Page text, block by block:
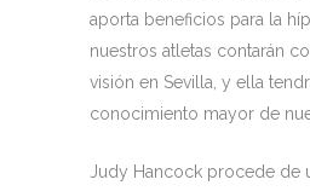
aporta beneficios para la
nuestros atletas contarán
visión en Sevilla, y ella
conocimiento mayor de
Judy Hancock procede de